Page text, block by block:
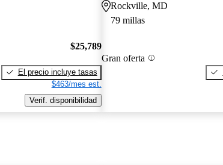
$25,789
El precio incluye tasas
$463/mes est.
Verif. disponibilidad
Rockville, MD
79 millas
Gran oferta